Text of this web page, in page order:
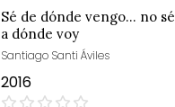
Sé de dónde vengo... no sé
a dónde voy
Santiago Santi Áviles
2016